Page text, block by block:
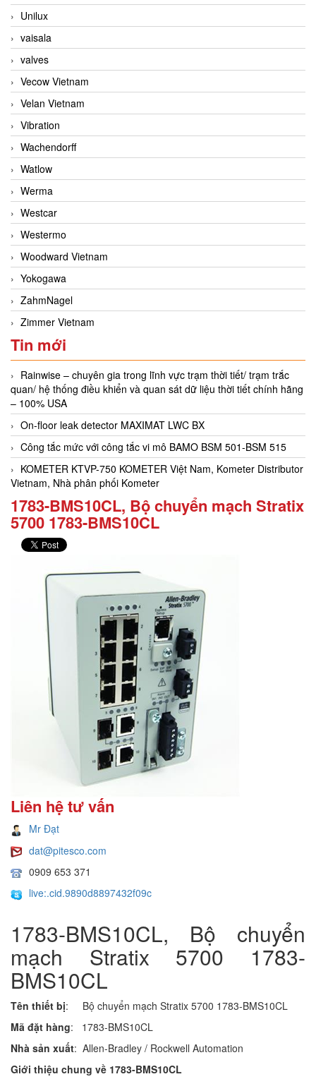
Unilux
vaisala
valves
Vecow Vietnam
Velan Vietnam
Vibration
Wachendorff
Watlow
Werma
Westcar
Westermo
Woodward Vietnam
Yokogawa
ZahmNagel
Zimmer Vietnam
Tin mới
Rainwise – chuyên gia trong lĩnh vực trạm thời tiết/ trạm trắc
quan/ hệ thống điều khiển và quan sát dữ liệu thời tiết chính hãng
– 100% USA
On-floor leak detector MAXIMAT LWC BX
Công tắc mức với công tắc vi mô BAMO BSM 501-BSM 515
KOMETER KTVP-750 KOMETER Việt Nam, Kometer Distributor
Vietnam, Nhà phân phối Kometer
1783-BMS10CL, Bộ chuyển mạch Stratix
5700 1783-BMS10CL
Liên hệ tư vấn
Mr Đạt
dat@pitesco.com
0909 653 371
live:.cid.9890d8897432f09c
1783-BMS10CL, Bộ chuyển
mạch Stratix 5700 1783-
BMS10CL
Tên thiết bị: Bộ chuyển mạch Stratix 5700 1783-BMS10CL
Mã đặt hàng: 1783-BMS10CL
Nhà sản xuất: Allen-Bradley / Rockwell Automation
Giới thiệu chung về 1783-BMS10CL